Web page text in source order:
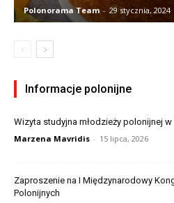
Polonorama Team - 29 stycznia, 2024
Informacje polonijne
Wizyta studyjna młodzieży polonijnej w
Marzena Mavridis - 15 lipca, 2026
Zaproszenie na I Międzynarodowy
Polonijnych